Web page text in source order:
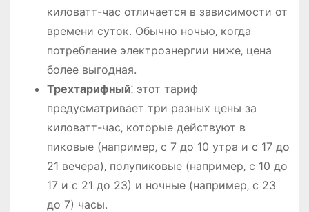
киловатт-час отличается в зависимости от
времени суток. Обычно ночью‚ когда
потребление электроэнергии ниже‚ цена
более выгодная.
Трехтарифный⁚ этот тариф
предусматривает три разных цены за
киловатт-час‚ которые действуют в
пиковые (например‚ с 7 до 10 утра и с 17 до
21 вечера)‚ полупиковые (например‚ с 10 до
17 и с 21 до 23) и ночные (например‚ с 23
до 7) часы.